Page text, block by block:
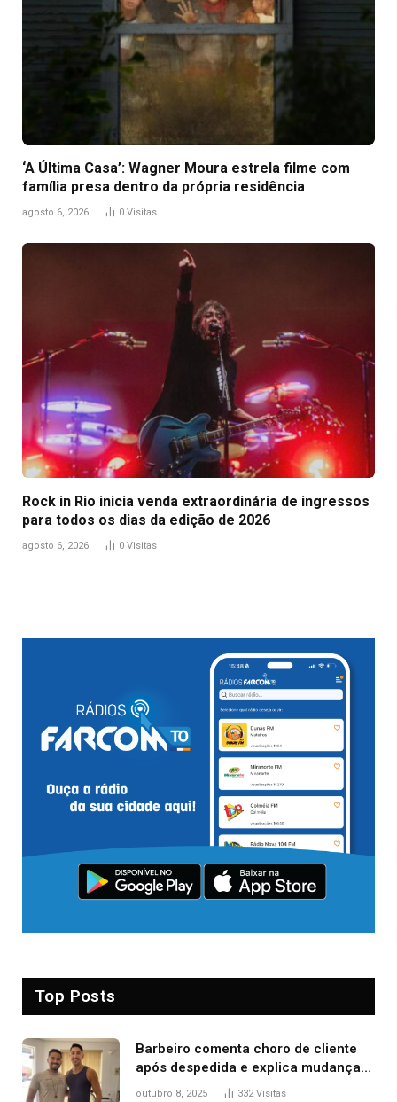
‘A Última Casa’: Wagner Moura estrela filme com
família presa dentro da própria residência
agosto 6, 2026 0 Visitas
Rock in Rio inicia venda extraordinária de ingressos
para todos os dias da edição de 2026
agosto 6, 2026 0 Visitas
Top Posts
Barbeiro comenta choro de cliente
após despedida e explica mudança
para o TO: ‘Não esperava atingir
outubro 8, 2025 332Visitas